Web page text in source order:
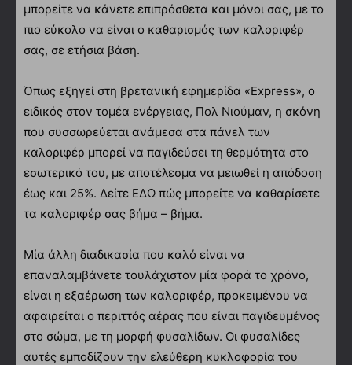
μπορείτε να κάνετε επιπρόσθετα και μόνοι σας, με το
πιο εύκολο να είναι ο καθαρισμός των καλοριφέρ
σας, σε ετήσια βάση.
Όπως εξηγεί στη βρετανική εφημερίδα «Express», ο
ειδικός στον τομέα ενέργειας, Πολ Νιούμαν, η σκόνη
που συσσωρεύεται ανάμεσα στα πάνελ των
καλοριφέρ μπορεί να παγιδεύσει τη θερμότητα στο
εσωτερικό του, με αποτέλεσμα να μειωθεί η απόδοση
έως και 25%. Δείτε ΕΔΩ πώς μπορείτε να καθαρίσετε
τα καλοριφέρ σας βήμα – βήμα.
Μία άλλη διαδικασία που καλό είναι να
επαναλαμβάνετε τουλάχιστον μία φορά το χρόνο,
είναι η εξαέρωση των καλοριφέρ, προκειμένου να
αφαιρείται ο περιττός αέρας που είναι παγιδευμένος
στο σώμα, με τη μορφή φυσαλίδων. Οι φυσαλίδες
αυτές εμποδίζουν την ελεύθερη κυκλοφορία του